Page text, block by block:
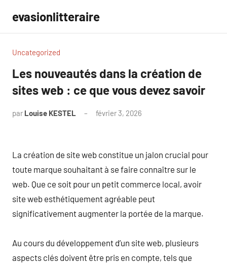
contenu
evasionlitteraire
Uncategorized
Les nouveautés dans la création de
sites web : ce que vous devez savoir
par Louise KESTEL février 3, 2026
La création de site web constitue un jalon crucial pour
toute marque souhaitant à se faire connaître sur le
web. Que ce soit pour un petit commerce local, avoir
site web esthétiquement agréable peut
significativement augmenter la portée de la marque.
Au cours du développement d’un site web, plusieurs
aspects clés doivent être pris en compte, tels que